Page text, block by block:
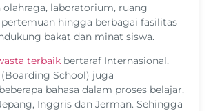
olahraga, laboratorium, ruang
pertemuan hingga berbagai fasilitas
bakat dan minat siswa.
terbaik bertaraf Internasional,
School) juga
bahasa dalam proses belajar,
Inggris dan Jerman. Sehingga